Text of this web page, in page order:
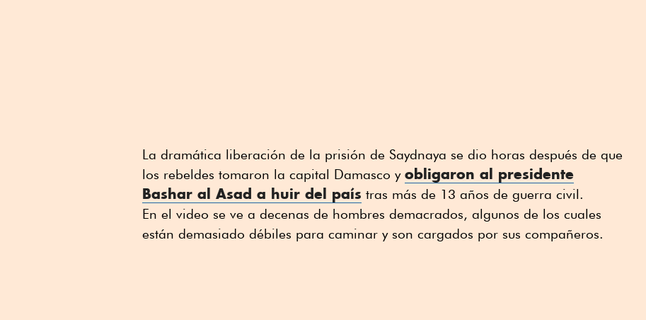
La dramática liberación de la prisión de Saydnaya se dio horas después de que
los rebeldes tomaron la capital Damasco y obligaron al presidente
Bashar al Asad a huir del país tras más de 13 años de guerra civil.
En el video se ve a decenas de hombres demacrados, algunos de los cuales
están demasiado débiles para caminar y son cargados por sus compañeros.